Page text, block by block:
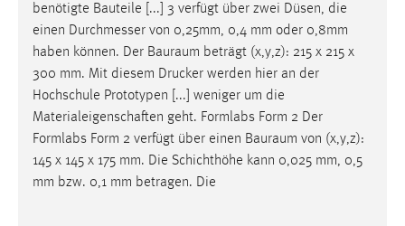
benötigte Bauteile [...] 3 verfügt über zwei Düsen, die
einen Durchmesser von 0,25mm, 0,4 mm oder 0,8mm
haben können. Der Bauraum beträgt (x,y,z): 215 x 215 x
300 mm. Mit diesem Drucker werden hier an der
Hochschule Prototypen [...] weniger um die
Materialeigenschaften geht. Formlabs Form 2 Der
Formlabs Form 2 verfügt über einen Bauraum von (x,y,z):
145 x 145 x 175 mm. Die Schichthöhe kann 0,025 mm, 0,5
mm bzw. 0,1 mm betragen. Die